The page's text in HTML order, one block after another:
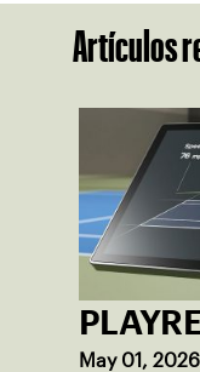
Artículos
May 01, 2026